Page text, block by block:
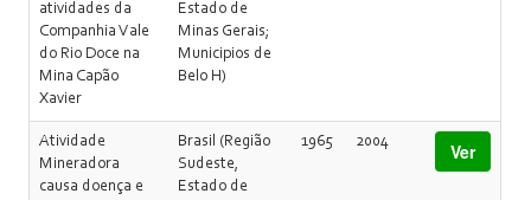
atividades da
Companhia Vale
do Rio Doce na
Mina Capão
Xavier
Estado de
Minas Gerais;
Municipios de
Belo H)
Atividade
Mineradora
causa doença e
Brasil (Região
Sudeste,
Estado de
1965 2004 Ver